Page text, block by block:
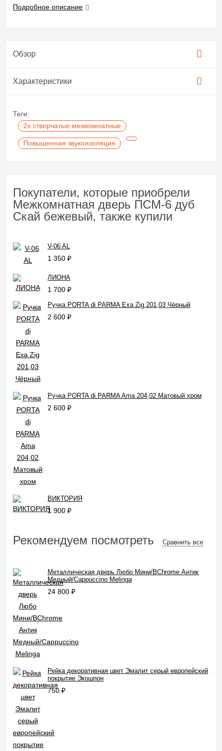
Подробное описание
Обзор
Характеристики
Теги:
2х створчатые межкомнатные
Повышенная звукоизоляция
Покупатели, которые приобрели
Межкомнатная дверь ПСМ-6 дуб
Скай бежевый, также купили
V-06 AL
1 350 ₽
ЛИОНА
1 700 ₽
Ручка PORTA di PARMA Exa Zig 201,03 Чёрный
2 600 ₽
Ручка PORTA di PARMA Ama 204,02 Матовый хром
2 600 ₽
ВИКТОРИЯ
1 900 ₽
Рекомендуем посмотреть Сравнить все
Металлическая дверь Любо Мини/BChrome Антик
Медный/Cappuccino Melinga
24 800 ₽
Рейка декоративная цвет Эмалит серый европейский
покрытие Экошпон
750 ₽